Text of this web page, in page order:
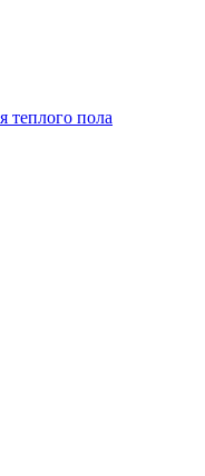
теплого пола